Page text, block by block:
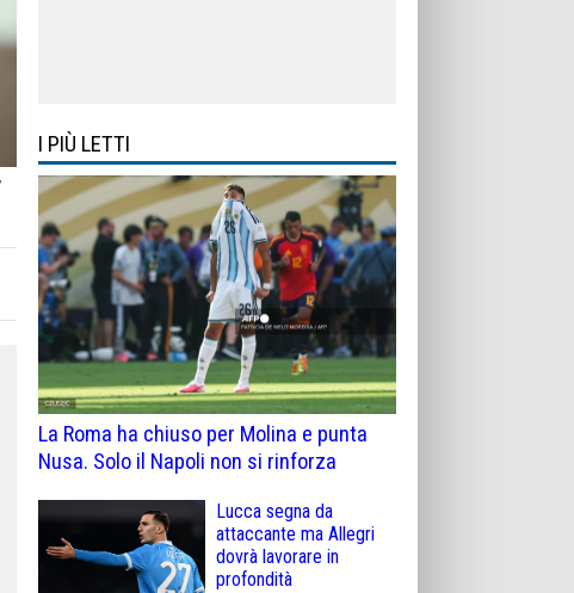
I PIÙ LETTI
La Roma ha chiuso per Molina e punta
Nusa. Solo il Napoli non si rinforza
Lucca segna da
attaccante ma Allegri
dovrà lavorare in
profondità